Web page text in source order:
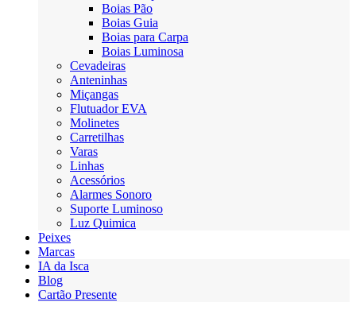
Boias Pão
Boias Guia
Boias para Carpa
Boias Luminosa
Cevadeiras
Anteninhas
Miçangas
Flutuador EVA
Molinetes
Carretilhas
Varas
Linhas
Acessórios
Alarmes Sonoro
Suporte Luminoso
Luz Quimica
Peixes
Marcas
IA da Isca
Blog
Cartão Presente